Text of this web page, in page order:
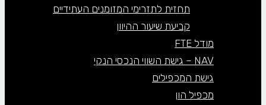
תחזית לתזרימי המזומנים העתידיים
קביעת שיעור ההיוון
מודל FTE
NAV – גישת השווי הנכסי הנקי
גישת המכפילים
מכפיל הון